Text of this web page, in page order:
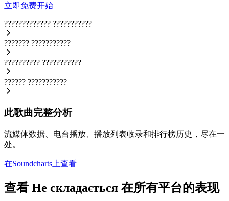
立即免费开始
????????????? ???????????
??????? ???????????
?????????? ???????????
?????? ???????????
此歌曲完整分析
流媒体数据、电台播放、播放列表收录和排行榜历史，尽在一
处。
在Soundcharts上查看
查看 Не складається 在所有平台的表现